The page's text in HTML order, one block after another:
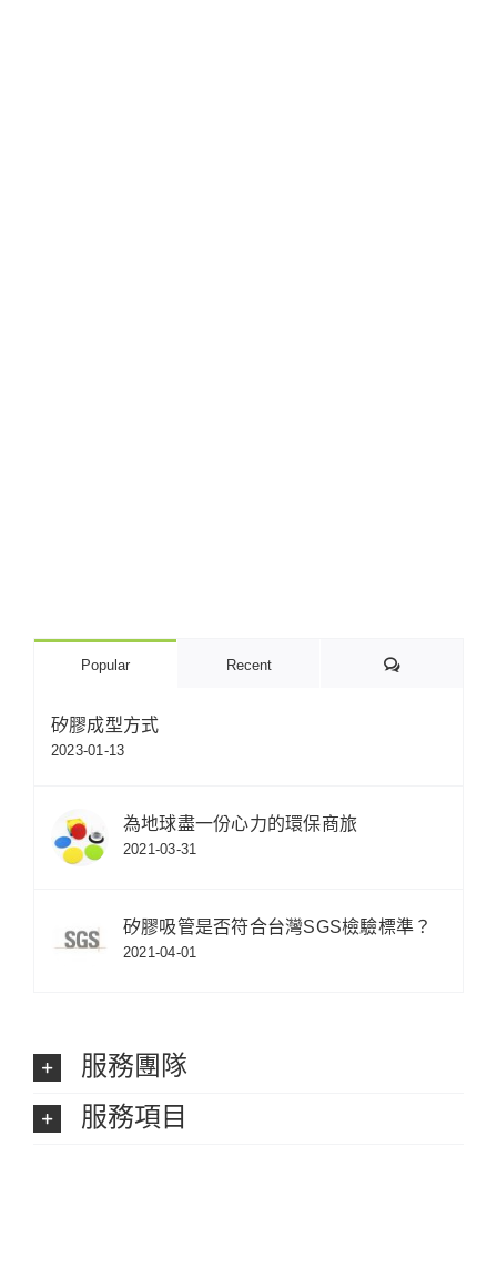
Popular Recent Comments
矽膠成型方式
2023-01-13
為地球盡一份心力的環保商旅
2021-03-31
矽膠吸管是否符合台灣SGS檢驗標準？
2021-04-01
服務團隊
服務項目